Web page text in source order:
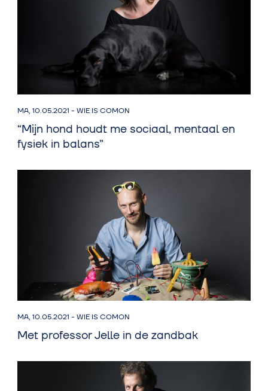
MA, 10.05.2021 -WIE IS COMON
“Mijn hond houdt me sociaal, mentaal en
fysiek in balans”
MA, 10.05.2021 -WIE IS COMON
Met professor Jelle in de zandbak